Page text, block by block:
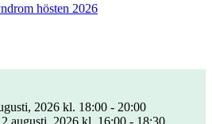
hösten 2026
2026 kl. 18:00 - 20:00